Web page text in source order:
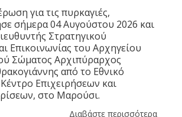
για τις πυρκαγιές,
σήμερα 04 Αυγούστου 2026 και
Στρατηγικού
Επικοινωνίας του Αρχηγείου
Σώματος Αρχιπύραρχος
από το Εθνικό
Επιχειρήσεων και
στο Μαρούσι.
Διαβάστε περισσότερα